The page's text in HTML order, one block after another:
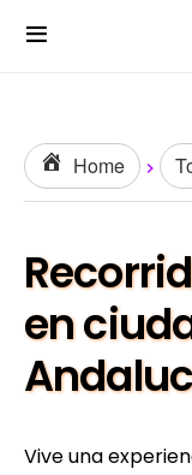
Home
en
Vive una